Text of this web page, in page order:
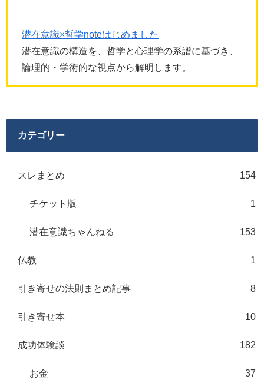
潜在意識×哲学noteはじめました
潜在意識の構造を、哲学と心理学の系譜に基づき、
論理的・学術的な視点から解明します。
カテゴリー
スレまとめ 154
チケット版 1
潜在意識ちゃんねる 153
仏教 1
引き寄せの法則まとめ記事 8
引き寄せ本 10
成功体験談 182
お金 37